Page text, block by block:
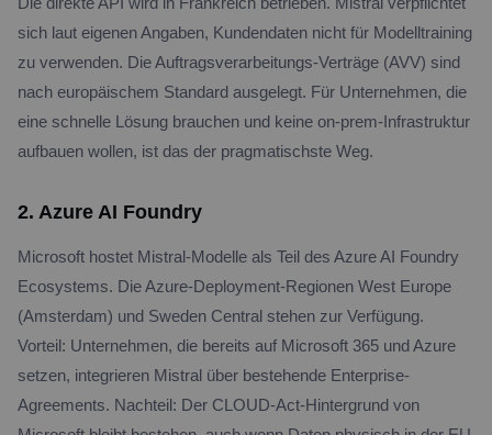
sich laut eigenen Angaben, Kundendaten nicht für Modelltraining
zu verwenden. Die Auftragsverarbeitungs-Verträge (AVV) sind
nach europäischem Standard ausgelegt. Für Unternehmen, die
eine schnelle Lösung brauchen und keine on-prem-Infrastruktur
aufbauen wollen, ist das der pragmatischste Weg.
2. Azure AI Foundry
Microsoft hostet Mistral-Modelle als Teil des Azure AI Foundry
Ecosystems. Die Azure-Deployment-Regionen West Europe
(Amsterdam) und Sweden Central stehen zur Verfügung.
Vorteil: Unternehmen, die bereits auf Microsoft 365 und Azure
setzen, integrieren Mistral über bestehende Enterprise-
Agreements. Nachteil: Der CLOUD-Act-Hintergrund von